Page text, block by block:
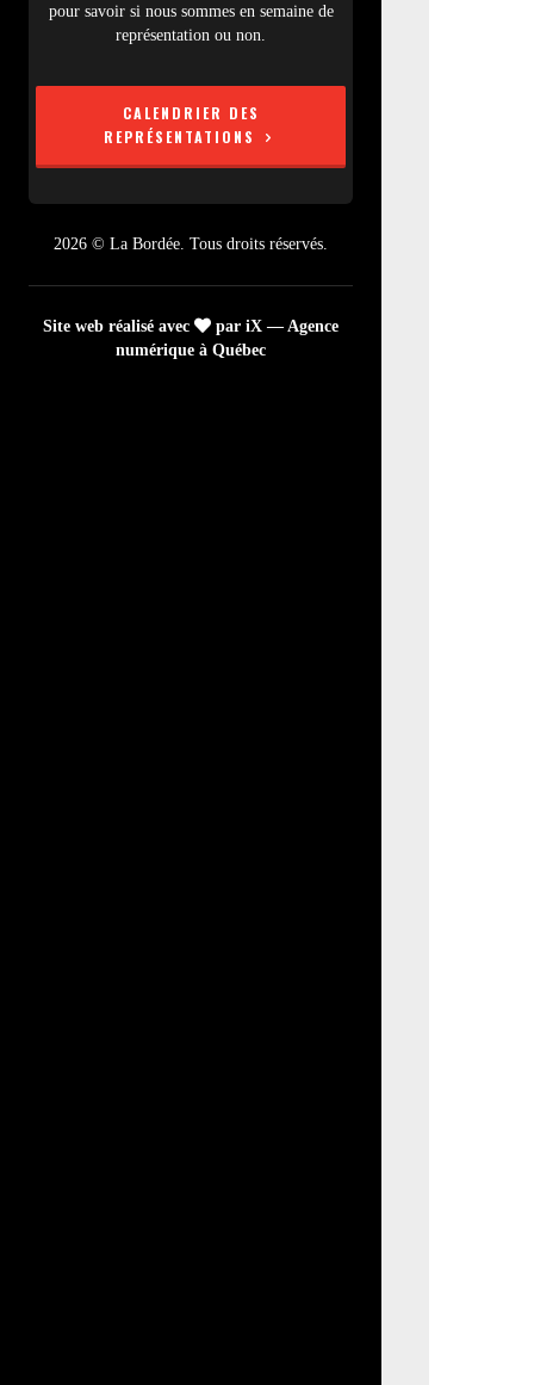
pour savoir si nous sommes en semaine de
représentation ou non.
CALENDRIER DES
REPRÉSENTATIONS
2026 © La Bordée. Tous droits réservés.
Site web réalisé avec
par iX — Agence
numérique à Québec